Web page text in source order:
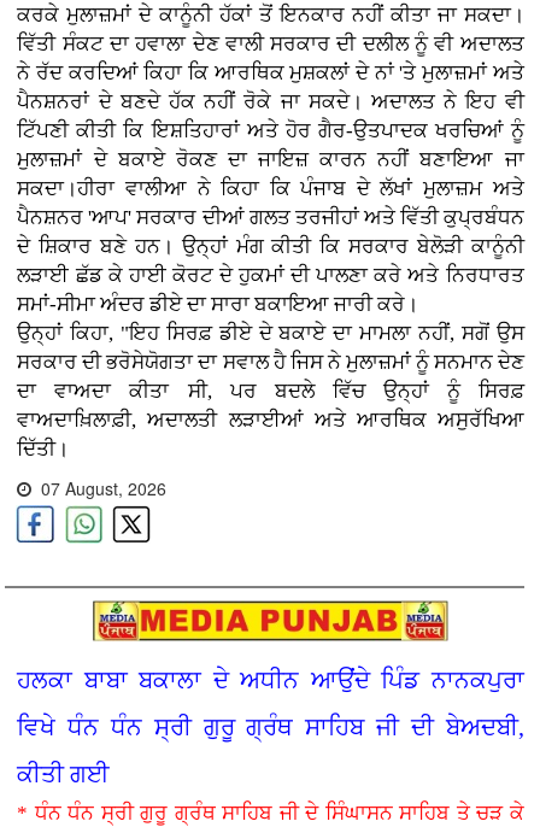
ਕਰਕੇ ਮੁਲਾਜ਼ਮਾਂ ਦੇ ਕਾਨੂੰਨੀ ਹੱਕਾਂ ਤੋਂ ਇਨਕਾਰ ਨਹੀਂ ਕੀਤਾ ਜਾ ਸਕਦਾ।
ਵਿੱਤੀ ਸੰਕਟ ਦਾ ਹਵਾਲਾ ਦੇਣ ਵਾਲੀ ਸਰਕਾਰ ਦੀ ਦਲੀਲ ਨੂੰ ਵੀ ਅਦਾਲਤ
ਨੇ ਰੱਦ ਕਰਦਿਆਂ ਕਿਹਾ ਕਿ ਆਰਥਿਕ ਮੁਸ਼ਕਲਾਂ ਦੇ ਨਾਂ 'ਤੇ ਮੁਲਾਜ਼ਮਾਂ ਅਤੇ
ਪੈਨਸ਼ਨਰਾਂ ਦੇ ਬਣਦੇ ਹੱਕ ਨਹੀਂ ਰੋਕੇ ਜਾ ਸਕਦੇ। ਅਦਾਲਤ ਨੇ ਇਹ ਵੀ
ਟਿੱਪਣੀ ਕੀਤੀ ਕਿ ਇਸ਼ਤਿਹਾਰਾਂ ਅਤੇ ਹੋਰ ਗੈਰ-ਉਤਪਾਦਕ ਖਰਚਿਆਂ ਨੂੰ
ਮੁਲਾਜ਼ਮਾਂ ਦੇ ਬਕਾਏ ਰੋਕਣ ਦਾ ਜਾਇਜ਼ ਕਾਰਨ ਨਹੀਂ ਬਣਾਇਆ ਜਾ
ਸਕਦਾ।ਹੀਰਾ ਵਾਲੀਆ ਨੇ ਕਿਹਾ ਕਿ ਪੰਜਾਬ ਦੇ ਲੱਖਾਂ ਮੁਲਾਜ਼ਮ ਅਤੇ
ਪੈਨਸ਼ਨਰ 'ਆਪ' ਸਰਕਾਰ ਦੀਆਂ ਗਲਤ ਤਰਜੀਹਾਂ ਅਤੇ ਵਿੱਤੀ ਕੁਪ੍ਰਬੰਧਨ
ਦੇ ਸ਼ਿਕਾਰ ਬਣੇ ਹਨ। ਉਨ੍ਹਾਂ ਮੰਗ ਕੀਤੀ ਕਿ ਸਰਕਾਰ ਬੇਲੋੜੀ ਕਾਨੂੰਨੀ
ਲੜਾਈ ਛੱਡ ਕੇ ਹਾਈ ਕੋਰਟ ਦੇ ਹੁਕਮਾਂ ਦੀ ਪਾਲਣਾ ਕਰੇ ਅਤੇ ਨਿਰਧਾਰਤ
ਸਮਾਂ-ਸੀਮਾ ਅੰਦਰ ਡੀਏ ਦਾ ਸਾਰਾ ਬਕਾਇਆ ਜਾਰੀ ਕਰੇ।
ਉਨ੍ਹਾਂ ਕਿਹਾ, "ਇਹ ਸਿਰਫ਼ ਡੀਏ ਦੇ ਬਕਾਏ ਦਾ ਮਾਮਲਾ ਨਹੀਂ, ਸਗੋਂ ਉਸ
ਸਰਕਾਰ ਦੀ ਭਰੋਸੇਯੋਗਤਾ ਦਾ ਸਵਾਲ ਹੈ ਜਿਸ ਨੇ ਮੁਲਾਜ਼ਮਾਂ ਨੂੰ ਸਨਮਾਨ ਦੇਣ
ਦਾ ਵਾਅਦਾ ਕੀਤਾ ਸੀ, ਪਰ ਬਦਲੇ ਵਿੱਚ ਉਨ੍ਹਾਂ ਨੂੰ ਸਿਰਫ਼
ਵਾਅਦਾਖ਼ਿਲਾਫ਼ੀ, ਅਦਾਲਤੀ ਲੜਾਈਆਂ ਅਤੇ ਆਰਥਿਕ ਅਸੁਰੱਖਿਆ
ਦਿੱਤੀ।
07 August, 2026
ਹਲਕਾ ਬਾਬਾ ਬਕਾਲਾ ਦੇ ਅਧੀਨ ਆਉਂਦੇ ਪਿੰਡ ਨਾਨਕਪੁਰਾ
ਵਿਖੇ ਧੰਨ ਧੰਨ ਸ੍ਰੀ ਗੁਰੂ ਗ੍ਰੰਥ ਸਾਹਿਬ ਜੀ ਦੀ ਬੇਅਦਬੀ,
ਕੀਤੀ ਗਈ
* ਧੰਨ ਧੰਨ ਸ੍ਰੀ ਗੁਰੂ ਗ੍ਰੰਥ ਸਾਹਿਬ ਜੀ ਦੇ ਸਿੰਘਾਸਨ ਸਾਹਿਬ ਤੇ ਚੜ ਕੇ